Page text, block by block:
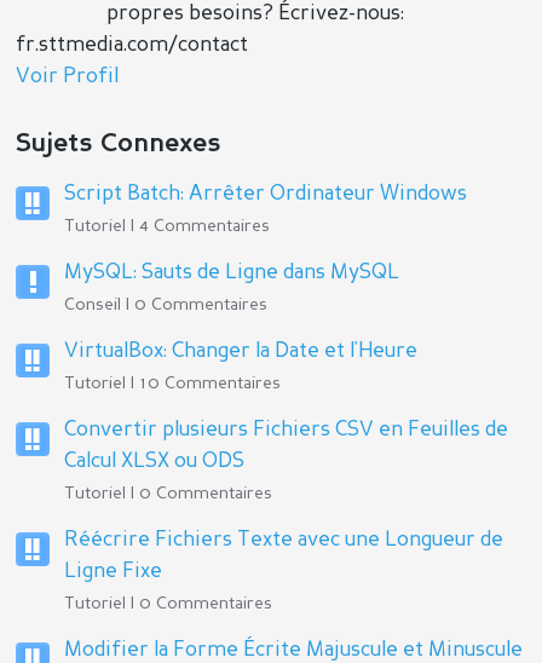
propres besoins? Écrivez-nous:
fr.sttmedia.com/contact
Voir Profil
Sujets Connexes
Script Batch: Arrêter Ordinateur Windows
Tutoriel | 4 Commentaires
MySQL: Sauts de Ligne dans MySQL
Conseil | 0 Commentaires
VirtualBox: Changer la Date et l'Heure
Tutoriel | 10 Commentaires
Convertir plusieurs Fichiers CSV en Feuilles de
Calcul XLSX ou ODS
Tutoriel | 0 Commentaires
Réécrire Fichiers Texte avec une Longueur de
Ligne Fixe
Tutoriel | 0 Commentaires
Modifier la Forme Écrite Majuscule et Minuscule